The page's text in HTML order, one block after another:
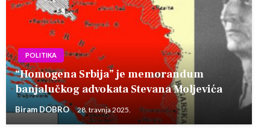
POLITIKA
“Homogena Srbija” je memorandum
banjalučkog advokata Stevana Moljevića
Biram DOBRO 28. travnja 2025.